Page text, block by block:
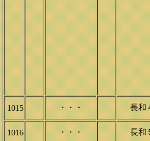
1015 ・・・ 長和
1016 ・・・ 長和